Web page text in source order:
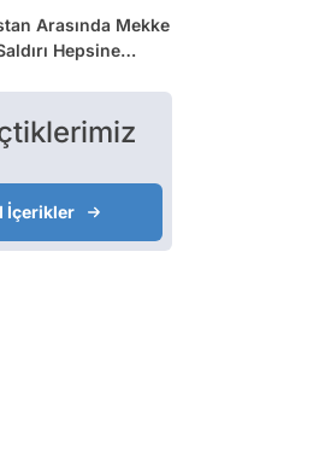
Arasında Mekke
Hepsine
İçerikler